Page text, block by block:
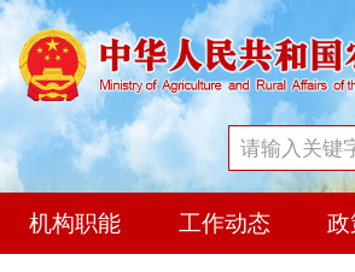
机构职能 工作动态